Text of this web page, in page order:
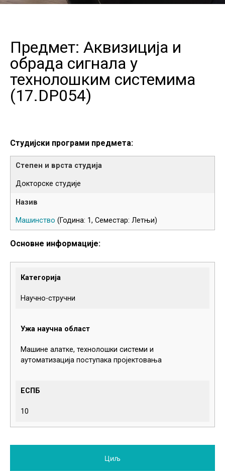
Предмет: Аквизиција и
обрада сигнала у
технолошким системима
(17.DP054)
Студијски програми предмета:
Докторске студије
Машинство (Година: 1, Семестар: Летњи)
Основне информације:
Категорија
Научно-стручни
Ужа научна област
Машине алатке, технолошки системи и
аутоматизација поступака пројектовања
ЕСПБ
10
Циљ